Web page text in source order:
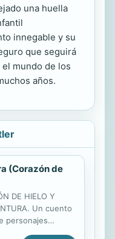
una huella
innegable y su
que seguirá
mundo de los
años.
(Corazón de
DE HIELO Y
Un cuento
personajes